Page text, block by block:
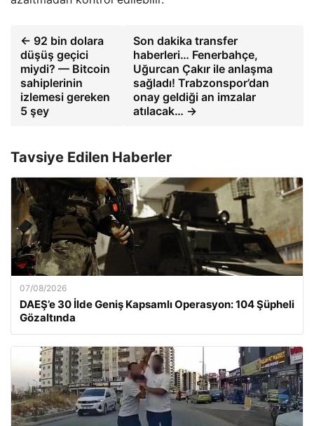
← 92 bin dolara
düşüş geçici
miydi? — Bitcoin
sahiplerinin
izlemesi gereken
5 şey
Son dakika transfer
haberleri… Fenerbahçe,
Uğurcan Çakır ile anlaşma
sağladı! Trabzonspor’dan
onay geldiği an imzalar
atılacak… →
Tavsiye Edilen Haberler
07/08/2026
DAEŞ’e 30 İlde Geniş Kapsamlı Operasyon: 104 Şüpheli
Gözaltında